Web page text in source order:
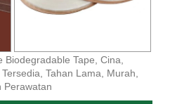
Tape, Cina,
Tahan Lama, Murah,
Perawatan